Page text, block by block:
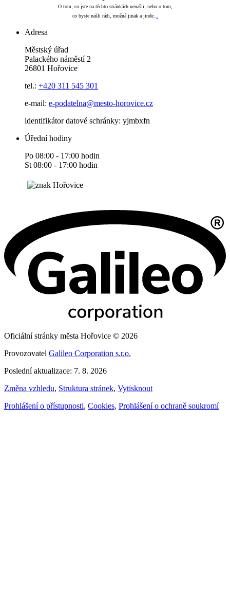
O tom, co jste na těchto stránkách nenašli, nebo o tom,
co byste našli rádi, možná jinak a jinde..
Adresa
Městský úřad
Palackého náměstí 2
26801 Hořovice
tel.: +420 311 545 301
e-mail: e-podatelna@mesto-horovice.cz
identifikátor datové schránky: yjmbxfn
Úřední hodiny
Po 08:00 - 17:00 hodin
St 08:00 - 17:00 hodin
Oficiální stránky města Hořovice © 2026
Provozovatel Galileo Corporation s.r.o.
Poslední aktualizace: 7. 8. 2026
Změna vzhledu, Struktura stránek, Vytisknout
Prohlášení o přístupnosti, Cookies, Prohlášení o ochraně soukromí